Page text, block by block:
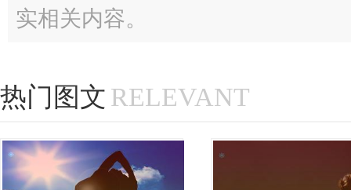
实相关内容。
热门图文 RELEVANT